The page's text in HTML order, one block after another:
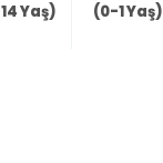
Yaş)
(0-1 Yaş)